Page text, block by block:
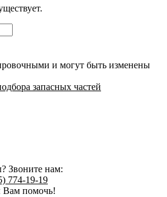
и могут быть изменены
запасных частей
Звоните нам:
774-19-19
Вам помочь!